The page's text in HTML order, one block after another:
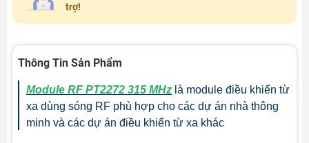
trợ!
Thông Tin Sản Phẩm
Module RF PT2272 315 MHz là module điều khiển từ
xa dùng sóng RF phù hợp cho các dự án nhà thông
minh và các dự án điều khiển từ xa khác